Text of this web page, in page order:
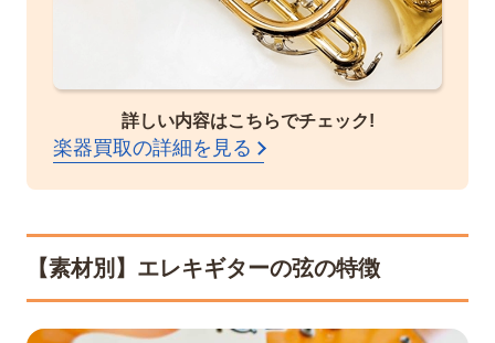
詳しい内容はこちらでチェック!
楽器買取の詳細を見る
【素材別】エレキギターの弦の特徴